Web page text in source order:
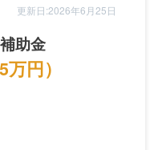
更新日:2026年6月25日
助金
円）